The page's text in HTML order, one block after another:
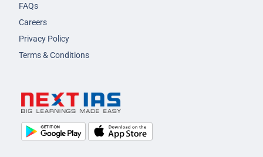
FAQs
Careers
Privacy Policy
Terms & Conditions